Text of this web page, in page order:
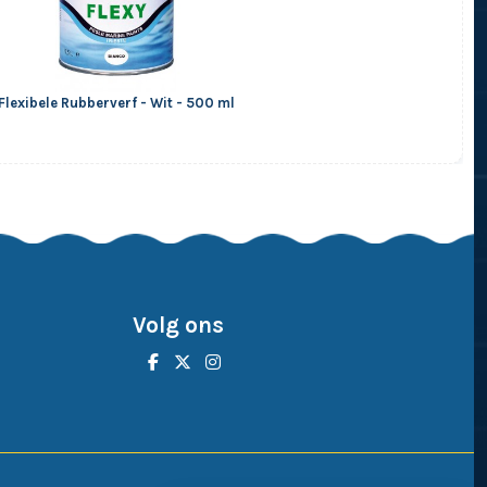
Rubberverf - Wit - 500 ml
Volg ons